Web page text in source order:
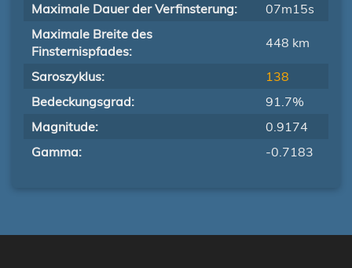
Maximale Dauer der Verfinsterung:
07m15s
Maximale Breite des
Finsternispfades:
448 km
Saroszyklus:
138
Bedeckungsgrad:
91.7%
Magnitude:
0.9174
Gamma:
-0.7183